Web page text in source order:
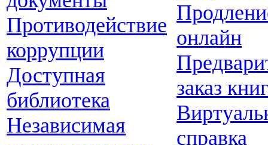
Противодействие
коррупции
Доступная
библиотека
Независимая
онлайн
заказ
справка